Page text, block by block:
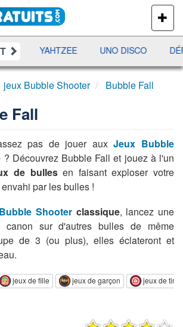
PLUS
DE
JEUX
YAHTZEE UNO DISCO
jeux Bubble Shooter Bubble Fall
Fall
pas de jouer auxJeux Bubble
? Découvrez Bubble Fall et jouez à l'un
de bullesen faisant exploser votre
par les bulles !
Bubble Shooterclassique, lancez une
canon sur d'autres bulles de même
de 3 (ou plus), elles éclateront et
jeux de fille jeux de garçon jeux de tir